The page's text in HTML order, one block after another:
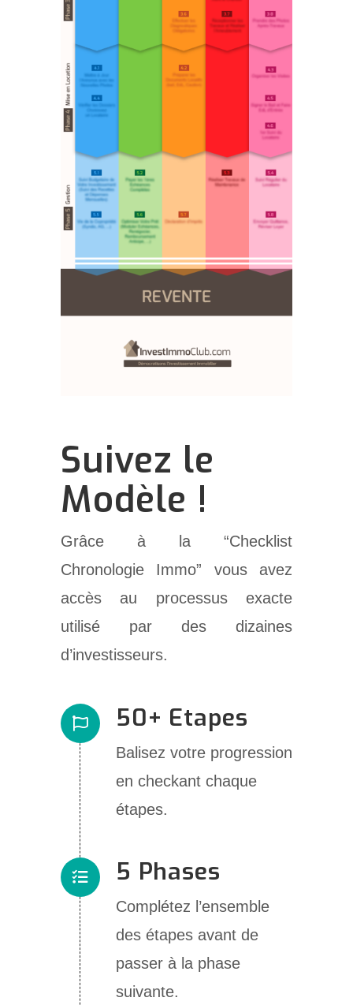
Suivez le
Modèle !
Grâce à la “Checklist
Chronologie Immo” vous avez
accès au processus exacte
utilisé par des dizaines
d’investisseurs.
50+ Etapes
Balisez votre progression
en checkant chaque
étapes.
5 Phases
Complétez l’ensemble
des étapes avant de
passer à la phase
suivante.